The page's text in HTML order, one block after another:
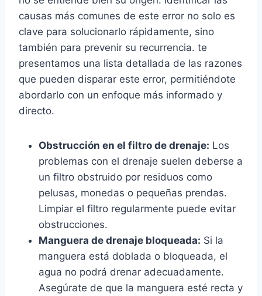
causas más comunes de este error no solo es
clave para solucionarlo rápidamente, sino
también para prevenir su recurrencia. te
presentamos una lista detallada de las razones
que pueden disparar este error, permitiéndote
abordarlo con un enfoque más informado y
directo.
Obstrucción en el filtro de drenaje: Los
problemas con el drenaje suelen deberse a
un filtro obstruido por residuos como
pelusas, monedas o pequeñas prendas.
Limpiar el filtro regularmente puede evitar
obstrucciones.
Manguera de drenaje bloqueada: Si la
manguera está doblada o bloqueada, el
agua no podrá drenar adecuadamente.
Asegúrate de que la manguera esté recta y